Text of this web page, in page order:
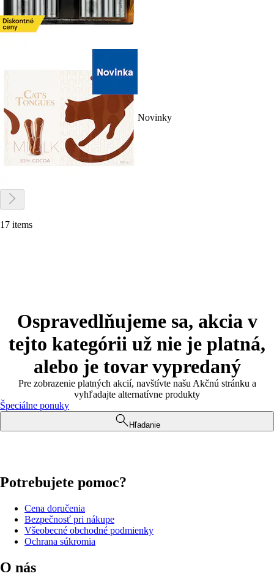
Novinky
17 items
Ospravedlňujeme sa, akcia v
tejto kategórii už nie je platná,
alebo je tovar vypredaný
Pre zobrazenie platných akcií, navštívte našu Akčnú stránku a
vyhľadajte alternatívne produkty
Špeciálne ponuky
Hľadanie
Potrebujete pomoc?
Cena doručenia
Bezpečnosť pri nákupe
Všeobecné obchodné podmienky
Ochrana súkromia
O nás